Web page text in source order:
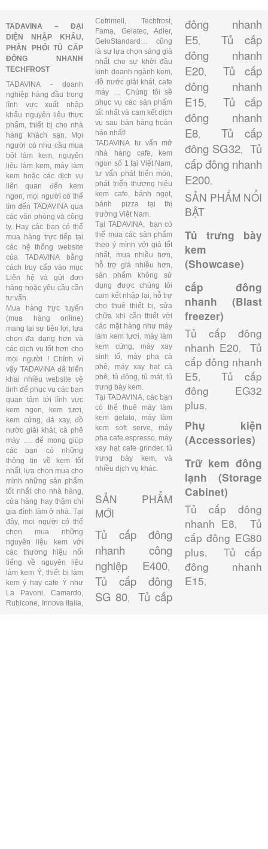
TADAVINA – ĐẠI
DIỆN NHẬP KHẨU,
PHÂN PHỐI TỦ CẤP
ĐÔNG NHANH
TECHFROST
TADAVINA - doanh
nghiệp hàng đầu trong
lĩnh vực xuất nhập
khẩu nguyên liệu thực
phẩm, thiết bị cho nhà
hàng khách sạn. Mọi
người có nhu cầu mua
bột làm kem, nguyên
liệu làm kem, máy làm
kem hoặc các dịch vụ
liên quan đến kem
ngon, mọi người có thể
tìm đến TADAVINA qua
các văn phòng và công
ty. Hay các bạn có thể
mua hàng trực tiếp tại
các hệ thống website
của TADAVINA bằng
cách truy cấp vào mục
Liên hệ và gửi đơn
hàng hoặc yêu cầu cần
tư vấn.
Mua hàng trực tuyến
(mua hàng online)
mang lại sự tiện lợi, lựa
chọn đa dạng hơn và
các dịch vụ tốt hơn cho
mọi người ! Chính vì
vậy TADAVINA đã triển
khai nhiều website vệ
tinh để phục vụ các bạn
quan tâm tới lĩnh vực
kem ngon, kem tươi,
kem cứng, đá xay, đồ
nước giải khát, cà phê
máy …. để mong giúp
các bạn có những
thông tin về kem tốt
nhất, lựa chọn mua cho
mình những sản phẩm
tốt nhất cho nhà hàng,
cửa hàng hay thậm chí
gia đình làm ở nhà. Tại
đây, mọi người có thể
chọn mua những
nguyên liệu kem với
các thương hiệu nổi
tiếng về nguyên liệu
làm kem Ý, thiết bị làm
kem ý hay cafe Ý như
La Pavoni, Camardo,
Rubicone, Innova Italia,
Cofrimell, Techfrost,
Fama, Gelatec, Adler,
GeloStandard… cũng
là sự lựa chọn sáng giá
nhất cho sự khởi đầu
kinh doanh ngành kem,
đồ nước giải khát, cafe
máy … Chúng tôi sẽ
phục vụ các sản phẩm
tất nhất và cam kết dịch
vụ sau bán hàng hoàn
hảo nhất!
TADAVINA tư vấn mở
nhà hàng cafe, kem
ngon số 1 tại Việt Nam,
tư vấn phát triển món,
phát triển thương hiệu
kem cafe, bánh ngọt,
bánh pizza tại thị
trường Việt Nam.
Tại TADAVINA, bạn có
thể mua các sản phẩm
theo ý mình với giá tốt
nhất, mua nhiều hơn,
hỗ trợ giá nhiều hơn,
sản phẩm không sử
dụng được chúng tôi
cam kết nhập lại, hỗ trợ
cho thuê thiết bị, sửa
chữa khi cần thiết với
các mặt hàng như máy
làm kem tươi, máy làm
kem cứng, máy xay
sinh tố, máy pha cà
phê, máy xay hạt cà
phê, tủ đông, tủ mát, tủ
trưng bày kem.
Tại TADAVINA, các bạn
có thể thuê máy làm
kem gelato, máy làm
kem soft serve, máy
pha cafe espresso, máy
xay hạt cafe grinder, tủ
trưng bày kem, và
nhiều dịch vụ khác.
SẢN PHẨM
MỚI
Tủ cấp đông
nhanh công
nghiệp E400,
Tủ cấp đông
SG 80,Tủ cấp
đông nhanh
E5, Tủ cấp
đông nhanh
E20, Tủ cấp
đông nhanh
E15, Tủ cấp
đông nhanh
E8, Tủ cấp
đông SG32, Tủ
cấp đông nhanh
E200,
SẢN PHẨM NỔI
BẬT
Tủ trưng bày
kem
(Showcase)
cấp đông
nhanh (Blast
freezer)
Tủ cấp đông
nhanh E20, Tủ
cấp đông nhanh
E5, Tủ cấp
đông EG32
plus,
Phụ kiện
(Accessories)
Trữ kem đông
lạnh (Storage
Cabinet)
Tủ cấp đông
nhanh E8, Tủ
cấp đông EG80
plus, Tủ cấp
đông nhanh
E15,